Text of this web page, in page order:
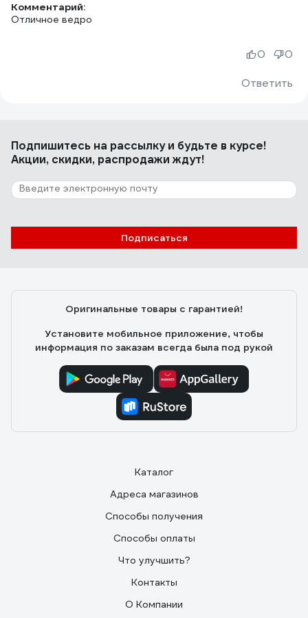
Комментарий:
Отличное ведро
Ответить
0 0
Подпишитесь на рассылкуи будьте в курсе!
Акции, скидки, распродажи ждут!
Подписаться
Оригинальные товары с гарантией!
Установите мобильное приложение, чтобы
информация по заказам всегда была под рукой
Каталог
Адреса магазинов
Способы получения
Способы оплаты
Что улучшить?
Контакты
О Компании